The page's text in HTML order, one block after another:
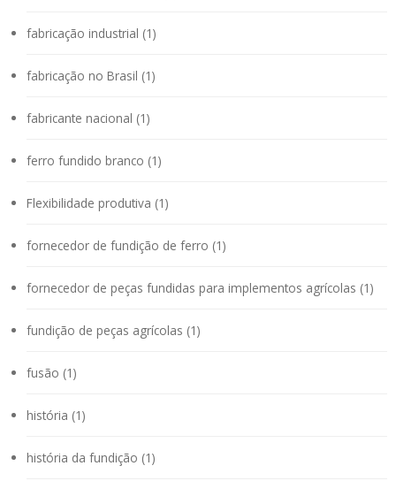
fabricação industrial (1)
fabricação no Brasil (1)
fabricante nacional (1)
ferro fundido branco (1)
Flexibilidade produtiva (1)
fornecedor de fundição de ferro (1)
fornecedor de peças fundidas para implementos agrícolas (1)
fundição de peças agrícolas (1)
fusão (1)
história (1)
história da fundição (1)